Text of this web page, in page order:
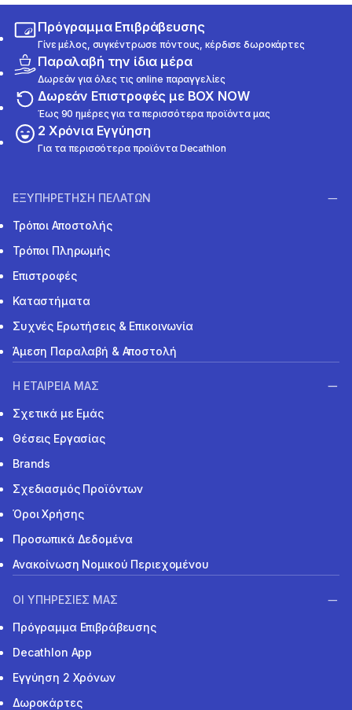
Πρόγραμμα Επιβράβευσης
Γίνε μέλος, συγκέντρωσε πόντους, κέρδισε δωροκάρτες
Παραλαβή την ίδια μέρα
Δωρεάν για όλες τις online παραγγελίες
Δωρεάν Επιστροφές με BOX NOW
Έως 90 ημέρες για τα περισσότερα προϊόντα μας
2 Χρόνια Εγγύηση
Για τα περισσότερα προϊόντα Decathlon
ΕΞΥΠΗΡΕΤΗΣΗ ΠΕΛΑΤΩΝ
Τρόποι Αποστολής
Τρόποι Πληρωμής
Επιστροφές
Καταστήματα
Συχνές Ερωτήσεις & Επικοινωνία
Άμεση Παραλαβή & Αποστολή
Η ΕΤΑΙΡΕΙΑ ΜΑΣ
Σχετικά με Εμάς
Θέσεις Εργασίας
Brands
Σχεδιασμός Προϊόντων
Όροι Χρήσης
Προσωπικά Δεδομένα
Ανακοίνωση Νομικού Περιεχομένου
ΟΙ ΥΠΗΡΕΣΙΕΣ ΜΑΣ
Πρόγραμμα Επιβράβευσης
Decathlon App
Εγγύηση 2 Χρόνων
Δωροκάρτες